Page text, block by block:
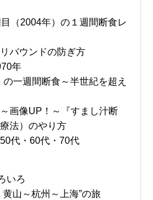
（2004年）の１週間断食レ
バウンドの防ぎ方
年
一週間断食～半世紀を超え
画像UP！～『すまし汁断
法）のやり方
代・60代・70代
いろ
山～杭州～上海”の旅